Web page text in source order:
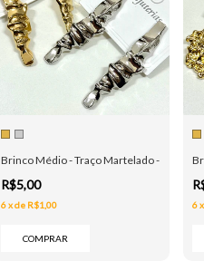
Brinco Médio - Traço Martelado -
R$5,00
6xde R$1,00
COMPRAR
6